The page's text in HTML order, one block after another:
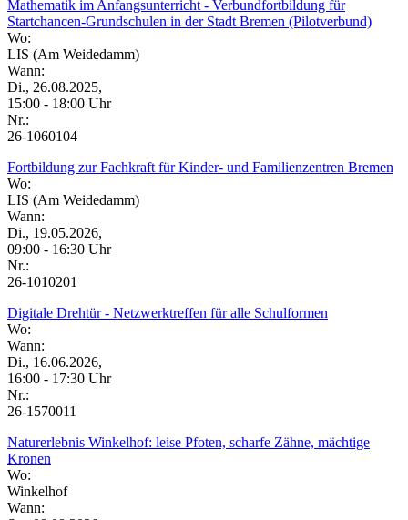
Mathematik im Anfangsunterricht - Verbundfortbildung für
Startchancen-Grundschulen in der Stadt Bremen (Pilotverbund)
Wo:
LIS (Am Weidedamm)
Wann:
Di., 26.08.2025,
15:00 - 18:00 Uhr
Nr.:
26-1060104
Fortbildung zur Fachkraft für Kinder- und Familienzentren Bremen
Wo:
LIS (Am Weidedamm)
Wann:
Di., 19.05.2026,
09:00 - 16:30 Uhr
Nr.:
26-1010201
Digitale Drehtür - Netzwerktreffen für alle Schulformen
Wo:
Wann:
Di., 16.06.2026,
16:00 - 17:30 Uhr
Nr.:
26-1570011
Naturerlebnis Winkelhof: leise Pfoten, scharfe Zähne, mächtige
Kronen
Wo:
Winkelhof
Wann: